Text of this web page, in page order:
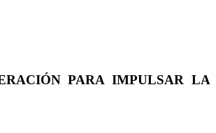
PARA IMPULSAR LA